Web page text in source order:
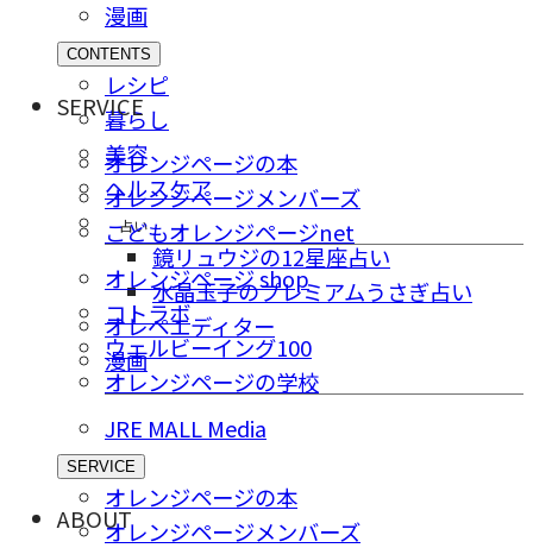
漫画
CONTENTS
レシピ
暮らし
美容
ヘルスケア
占い
鏡リュウジの12星座占い
水晶玉子のプレミアムうさぎ占い
オレペエディター
漫画
SERVICE
オレンジページの本
オレンジページメンバーズ
こどもオレンジページnet
オレンジページ shop
コトラボ
ウェルビーイング100
オレンジページの学校
JRE MALL Media
SERVICE
オレンジページの本
オレンジページメンバーズ
ABOUT